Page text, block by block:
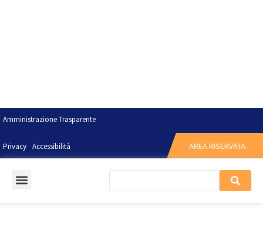
Amministrazione Trasparente
Privacy Accessibilità AREA RISERVATA